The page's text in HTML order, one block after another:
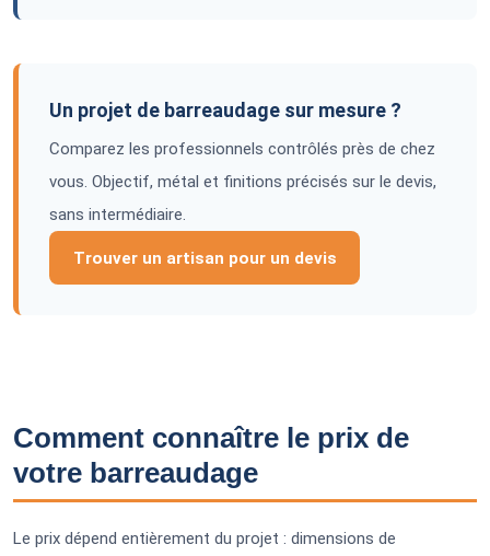
Un projet de barreaudage sur mesure ?
Comparez les professionnels contrôlés près de chez
vous. Objectif, métal et finitions précisés sur le devis,
sans intermédiaire.
Trouver un artisan pour un devis
Comment connaître le prix de
votre barreaudage
Le prix dépend entièrement du projet : dimensions de